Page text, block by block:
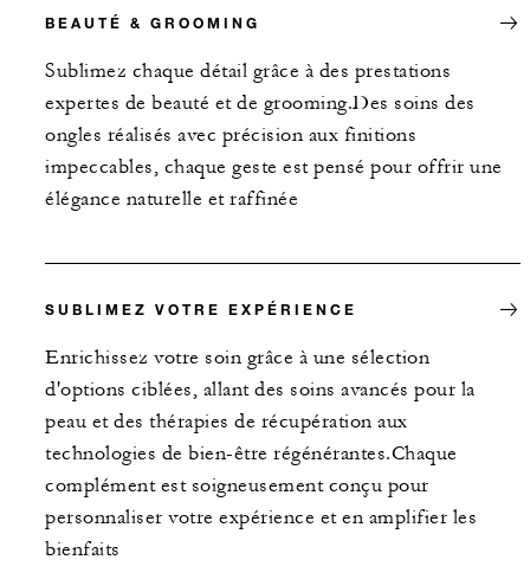
BEAUTÉ & GROOMING
Sublimez chaque détail grâce à des prestations
expertes de beauté et de grooming.Des soins des
ongles réalisés avec précision aux finitions
impeccables, chaque geste est pensé pour offrir une
élégance naturelle et raffinée
SUBLIMEZ VOTRE EXPÉRIENCE
Enrichissez votre soin grâce à une sélection
d'options ciblées, allant des soins avancés pour la
peau et des thérapies de récupération aux
technologies de bien-être régénérantes.Chaque
complément est soigneusement conçu pour
personnaliser votre expérience et en amplifier les
bienfaits